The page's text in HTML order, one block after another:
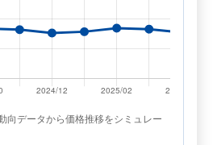
向データから価格推移をシミュレー